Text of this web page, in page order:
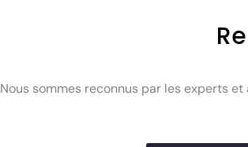
Nous sommes reconnus par les experts